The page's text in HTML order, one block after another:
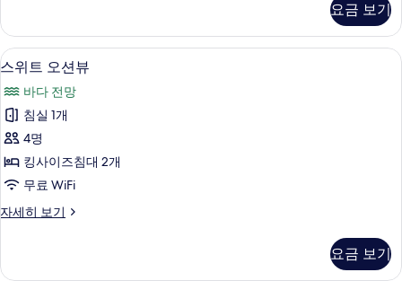
모
두
보
기
셜
오
션
자
세
히
보
기
요금 보기
스
트
오
션
뷰
진
두
미니바, 암막 커튼, 방음 설비, 무료 WiFi
13
스위트 오션뷰
바다 전망
침실 1개
4명
킹사이즈침대 2개
무료 WiFi
자세히 보기
스
션
요금 보기